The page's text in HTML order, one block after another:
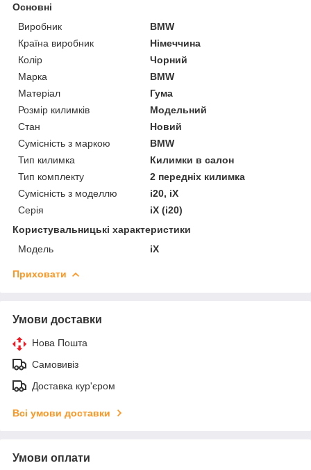
Основні
Виробник
BMW
Країна виробник
Німеччина
Колір
Чорний
Марка
BMW
Матеріал
Гума
Розмір килимків
Модельний
Стан
Новий
Сумісність з маркою
BMW
Тип килимка
Килимки в салон
Тип комплекту
2 передніх килимка
Сумісність з моделлю
i20, iX
Серія
iX (i20)
Користувальницькі характеристики
Мoдель
iX
Приховати
Умови доставки
Нова Пошта
Самовивіз
Доставка кур'єром
Всі умови доставки
Умови оплати